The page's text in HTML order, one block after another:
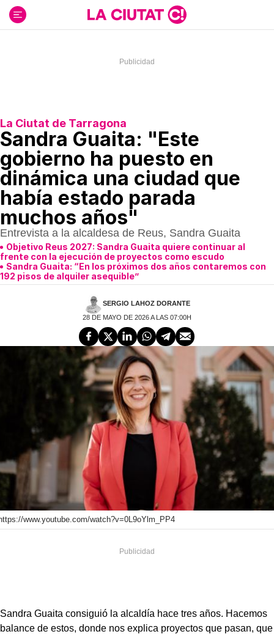
contenido
La Ciutat de Tarragona
Sandra Guaita: "Este
gobierno ha puesto en
dinámica una ciudad que
había estado parada
muchos años"
Entrevista a la alcaldesa de Reus, Sandra Guaita
Objetivo Reus 2027: Sandra Guaita quiere continuar al
frente con la ejecución de proyectos como escudo
Sandra Guaita: “En los próximos dos años contaremos con
192 pisos de alquiler asequible”
SERGIO LAHOZ DORANTE
28 DE MAYO DE 2026 A LAS 07:00H
www.youtube.com/watch?v=0L9oYlm_PP4
Sandra Guaita consiguió la alcaldía hace tres años. Hacemos
balance de estos, donde nos explica proyectos que pasan, que